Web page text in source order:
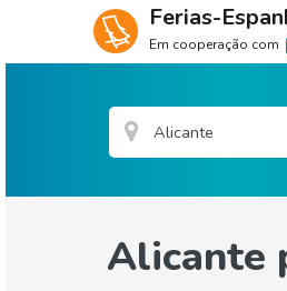
Ferias-
Em cooperação com
Alicante